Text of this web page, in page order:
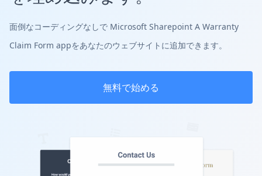
面倒なコーディングなしで Microsoft Sharepoint A Warranty
Claim Form appをあなたのウェブサイトに追加できます。
無料で始める